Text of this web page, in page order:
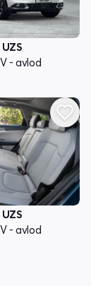
UZS
- avlod
UZS
- avlod